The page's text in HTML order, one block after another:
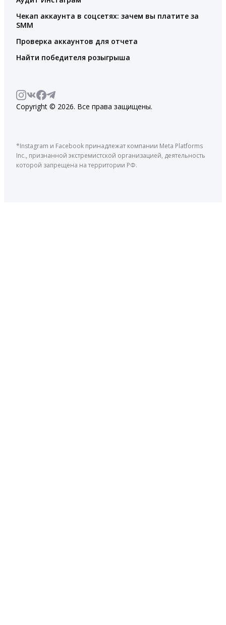
Чекап аккаунта в соцсетях: зачем вы платите за
SMM
Проверка аккаунтов для отчета
Найти победителя розыгрыша
Copyright © 2026. Все права защищены.
*Instagram и Facebook принадлежат компании Meta Platforms
Inc., признанной экстремистской организацией, деятельность
которой запрещена на территории РФ.